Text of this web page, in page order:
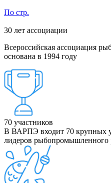
По стр.
30 лет ассоциации
Всероссийская ассоциация
основана в 1994 году
70 участников
В ВАРПЭ входит 70 крупных
лидеров рыбопромышленного